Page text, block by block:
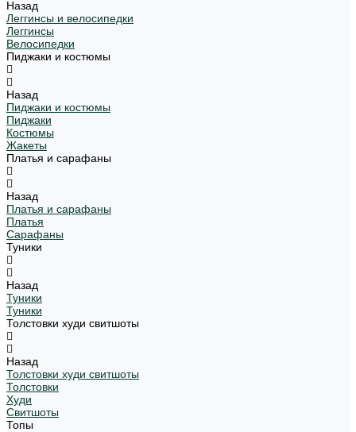
Назад
Леггинсы и велосипедки
Леггинсы
Велосипедки
Пиджаки и костюмы
Назад
Пиджаки и костюмы
Пиджаки
Костюмы
Жакеты
Платья и сарафаны
Назад
Платья и сарафаны
Платья
Сарафаны
Туники
Назад
Туники
Туники
Толстовки худи свитшоты
Назад
Толстовки худи свитшоты
Толстовки
Худи
Свитшоты
Топы